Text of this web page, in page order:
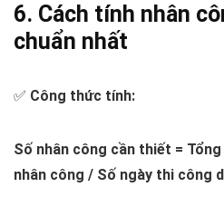
6. Cách tính nhân
chuẩn nhất
✅ Công thức tính:
Số nhân công cần thiết =
nhân công / Số ngày thi công